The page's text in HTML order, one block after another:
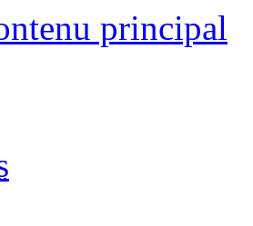
principal